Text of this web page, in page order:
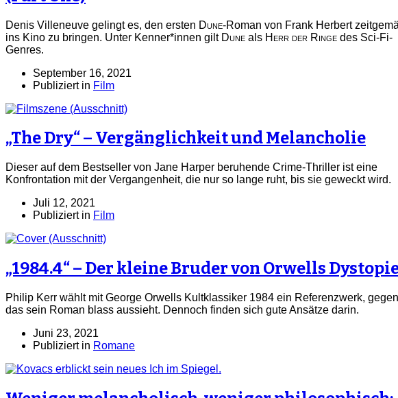
Denis Villeneuve gelingt es, den ersten Dune-Roman von Frank Herbert
ins Kino zu bringen. Unter Kenner*innen gilt Dune als Herr der Ringe des Sci-Fi-
Genres.
September 16, 2021
Publiziert in Film
„The Dry“ – Vergänglichkeit und Melancholie
Dieser auf dem Bestseller von Jane Harper beruhende Crime-Thriller ist eine
Konfrontation mit der Vergangenheit, die nur so lange ruht, bis sie geweckt wird.
Juli 12, 2021
Publiziert in Film
„1984.4“ – Der kleine Bruder von Orwells
Philip Kerr wählt mit George Orwells Kultklassiker 1984 ein Referenzwerk, gegen
das sein Roman blass aussieht. Dennoch finden sich gute Ansätze darin.
Juni 23, 2021
Publiziert in Romane